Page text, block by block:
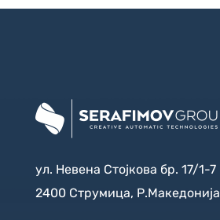
ул. Невена Стојкова бр. 17/1-7
2400 Струмица, Р.Македонија